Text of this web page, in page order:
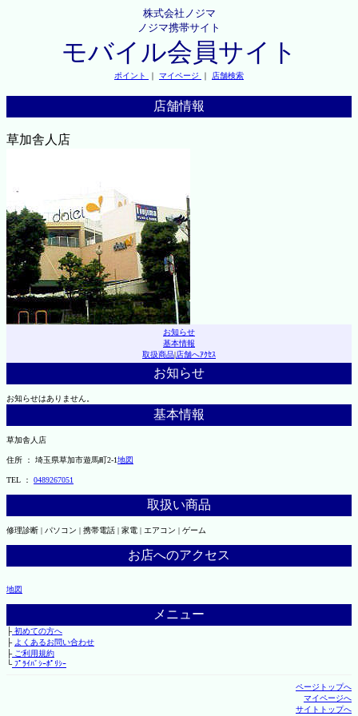
株式会社ノジマ
ノジマ携帯サイト
モバイル会員サイト
ポイント ｜ マイページ ｜ 店舗検索
店舗情報
草加舎人店
お知らせ
基本情報
取扱商品|店舗へｱｸｾｽ
お知らせ
お知らせはありません。
基本情報
草加舎人店
住所 ： 埼玉県草加市遊馬町2-1地図
TEL ： 0489267051
取扱い商品
修理診断 | パソコン | 携帯電話 | 家電 | エアコン | ゲーム
お店へのアクセス
地図
メニュー
├初めての方へ
├ よくあるお問い合わせ
├ご利用規約
└ﾌﾟﾗｲﾊﾞｼｰﾎﾟﾘｼｰ
ページトップへ
マイページへ
サイトトップへ